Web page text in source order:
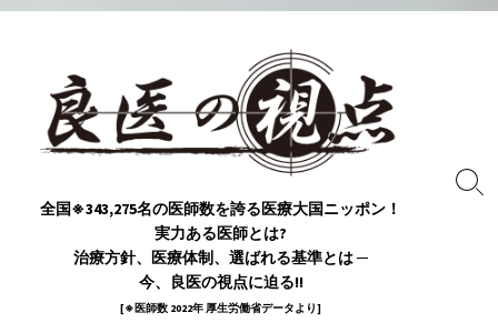
全国※343,275名の医師数を誇る医療大国ニッポン！
実力ある医師とは?
治療方針、医療体制、選ばれる基準とは ─
今、良医の視点に迫る!!
[※医師数 2022年 厚生労働省データより]
検